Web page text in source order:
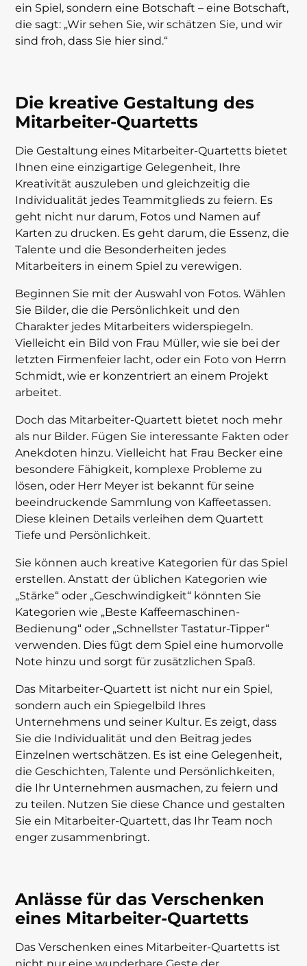
ein Spiel, sondern eine Botschaft – eine Botschaft,
die sagt: „Wir sehen Sie, wir schätzen Sie, und wir
sind froh, dass Sie hier sind.“
Die kreative Gestaltung des
Mitarbeiter-Quartetts
Die Gestaltung eines Mitarbeiter-Quartetts bietet
Ihnen eine einzigartige Gelegenheit, Ihre
Kreativität auszuleben und gleichzeitig die
Individualität jedes Teammitglieds zu feiern. Es
geht nicht nur darum, Fotos und Namen auf
Karten zu drucken. Es geht darum, die Essenz, die
Talente und die Besonderheiten jedes
Mitarbeiters in einem Spiel zu verewigen.
Beginnen Sie mit der Auswahl von Fotos. Wählen
Sie Bilder, die die Persönlichkeit und den
Charakter jedes Mitarbeiters widerspiegeln.
Vielleicht ein Bild von Frau Müller, wie sie bei der
letzten Firmenfeier lacht, oder ein Foto von Herrn
Schmidt, wie er konzentriert an einem Projekt
arbeitet.
Doch das Mitarbeiter-Quartett bietet noch mehr
als nur Bilder. Fügen Sie interessante Fakten oder
Anekdoten hinzu. Vielleicht hat Frau Becker eine
besondere Fähigkeit, komplexe Probleme zu
lösen, oder Herr Meyer ist bekannt für seine
beeindruckende Sammlung von Kaffeetassen.
Diese kleinen Details verleihen dem Quartett
Tiefe und Persönlichkeit.
Sie können auch kreative Kategorien für das Spiel
erstellen. Anstatt der üblichen Kategorien wie
„Stärke“ oder „Geschwindigkeit“ könnten Sie
Kategorien wie „Beste Kaffeemaschinen-
Bedienung“ oder „Schnellster Tastatur-Tipper“
verwenden. Dies fügt dem Spiel eine humorvolle
Note hinzu und sorgt für zusätzlichen Spaß.
Das Mitarbeiter-Quartett ist nicht nur ein Spiel,
sondern auch ein Spiegelbild Ihres
Unternehmens und seiner Kultur. Es zeigt, dass
Sie die Individualität und den Beitrag jedes
Einzelnen wertschätzen. Es ist eine Gelegenheit,
die Geschichten, Talente und Persönlichkeiten,
die Ihr Unternehmen ausmachen, zu feiern und
zu teilen. Nutzen Sie diese Chance und gestalten
Sie ein Mitarbeiter-Quartett, das Ihr Team noch
enger zusammenbringt.
Anlässe für das Verschenken
eines Mitarbeiter-Quartetts
Das Verschenken eines Mitarbeiter-Quartetts ist